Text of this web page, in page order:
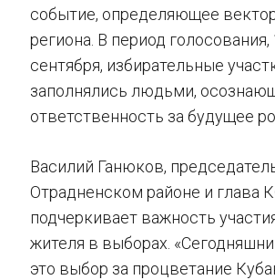
событие, определяющее
региона. В период голосования,
сентября, избирательные
заполнялись людьми,
ответственность за будущее
Василий Ганюков,
Отрадненском районе и глава
подчеркивает важность
жителя в выборах.
это выбор за процветание